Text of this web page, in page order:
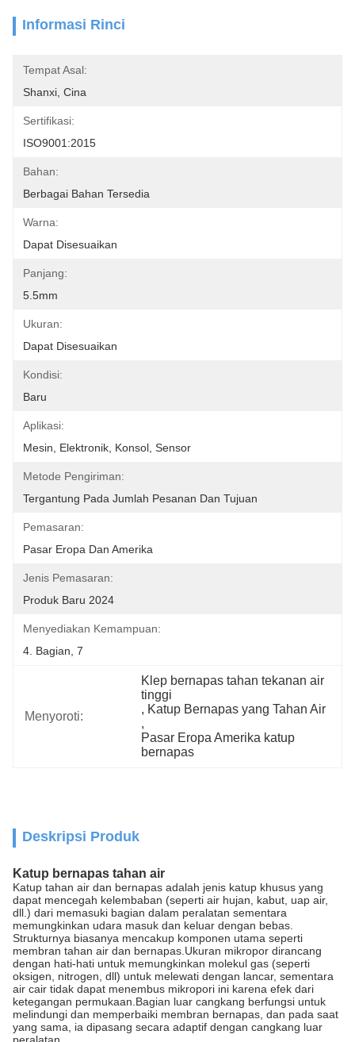
Informasi Rinci
Tempat Asal:
Shanxi, Cina
Sertifikasi:
ISO9001:2015
Bahan:
Berbagai Bahan Tersedia
Warna:
Dapat Disesuaikan
Panjang:
5.5mm
Ukuran:
Dapat Disesuaikan
Kondisi:
Baru
Aplikasi:
Mesin, Elektronik, Konsol, Sensor
Metode Pengiriman:
Tergantung Pada Jumlah Pesanan Dan Tujuan
Pemasaran:
Pasar Eropa Dan Amerika
Jenis Pemasaran:
Produk Baru 2024
Menyediakan Kemampuan:
4. Bagian, 7
Menyoroti:
Klep bernapas tahan tekanan air
tinggi
, Katup Bernapas yang Tahan Air
,
Pasar Eropa Amerika katup
bernapas
Deskripsi Produk
Katup bernapas tahan air
Katup tahan air dan bernapas adalah jenis katup khusus yang
dapat mencegah kelembaban (seperti air hujan, kabut, uap air,
dll.) dari memasuki bagian dalam peralatan sementara
memungkinkan udara masuk dan keluar dengan bebas.
Strukturnya biasanya mencakup komponen utama seperti
membran tahan air dan bernapas.Ukuran mikropor dirancang
dengan hati-hati untuk memungkinkan molekul gas (seperti
oksigen, nitrogen, dll) untuk melewati dengan lancar, sementara
air cair tidak dapat menembus mikropori ini karena efek dari
ketegangan permukaan.Bagian luar cangkang berfungsi untuk
melindungi dan memperbaiki membran bernapas, dan pada saat
yang sama, ia dipasang secara adaptif dengan cangkang luar